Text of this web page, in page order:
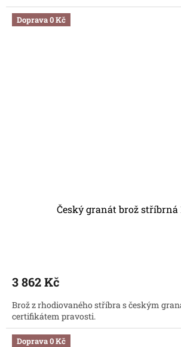
Doprava 0 Kč
Český granát brož stříbrná
3 862 Kč
Brož z rhodiovaného stříbra s českým
certifikátem pravosti.
Doprava 0 Kč